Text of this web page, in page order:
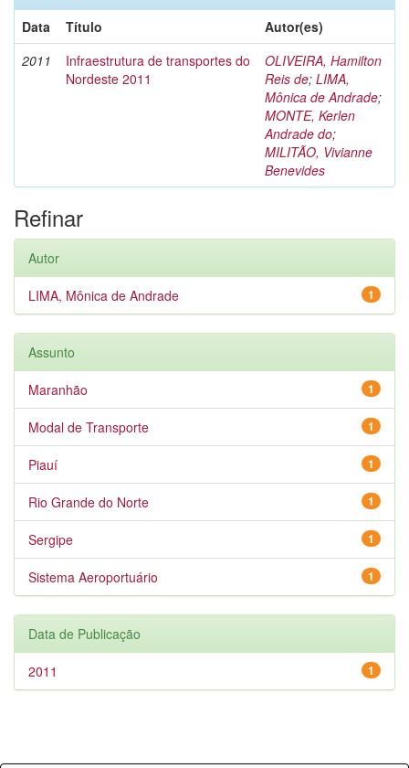
Data
Título
Autor(es)
2011
Infraestrutura de transportes do
Nordeste 2011
OLIVEIRA, Hamilton
Reis de; LIMA,
Mônica de Andrade;
MONTE, Kerlen
Andrade do;
MILITÃO, Vivianne
Benevides
Refinar
Autor
1
LIMA, Mônica de Andrade
Assunto
1
Maranhão
1
Modal de Transporte
1
Piauí
1
Rio Grande do Norte
1
Sergipe
1
Sistema Aeroportuário
Data de Publicação
1
2011